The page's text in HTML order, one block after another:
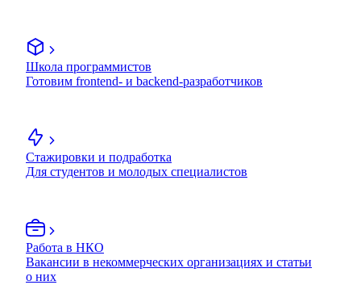
Школа программистов
Готовим frontend- и backend-разработчиков
Стажировки и подработка
Для студентов и молодых специалистов
Работа в НКО
Вакансии в некоммерческих организациях и статьи
о них